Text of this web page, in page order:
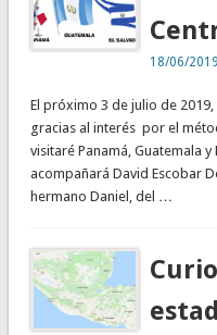
18/06/2019
El próximo 3 de julio de
gracias al interés por el
visitaré Panamá, Guatemala y
acompañará David Escobar
hermano Daniel, del …